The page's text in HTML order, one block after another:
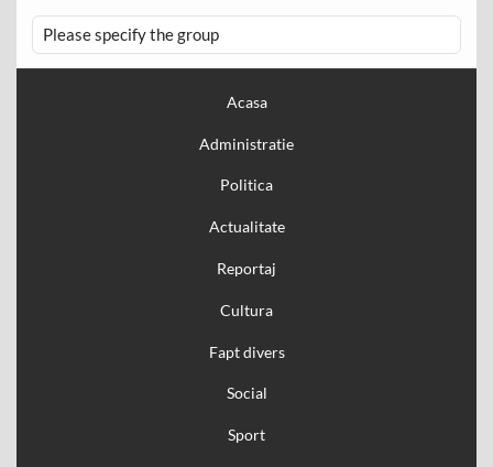
Please specify the group
Acasa
Administratie
Politica
Actualitate
Reportaj
Cultura
Fapt divers
Social
Sport